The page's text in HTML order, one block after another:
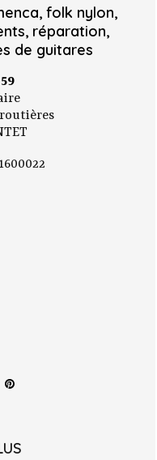
folk nylon,
réparation,
de guitares